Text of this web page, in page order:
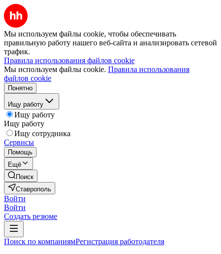
Мы используем файлы cookie, чтобы обеспечивать
правильную работу нашего веб-сайта и анализировать сетевой
трафик.
Правила использования файлов cookie
Мы используем файлы cookie. Правила использования
файлов cookie
Понятно
Ищу работу
Ищу работу
Ищу работу
Ищу сотрудника
Сервисы
Помощь
Ещё
Поиск
Ставрополь
Войти
Войти
Создать резюме
Поиск по компаниямРегистрация работодателя